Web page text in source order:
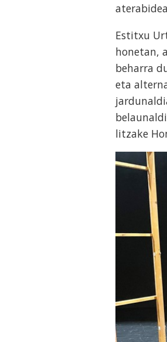
Estitxu
honetan,
beharra
eta
litzake